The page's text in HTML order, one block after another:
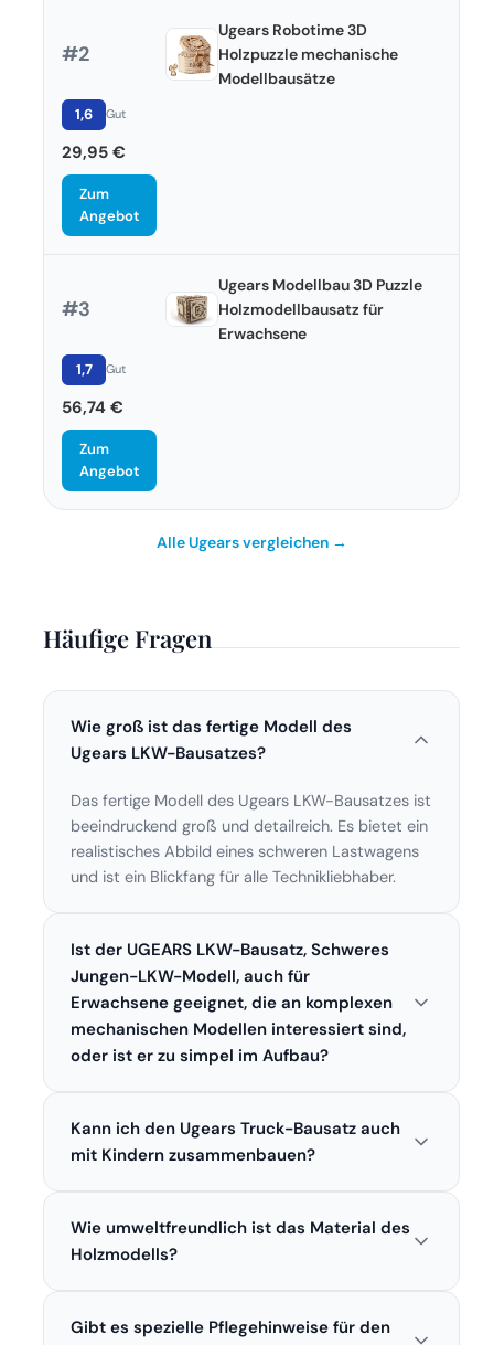
#2
Ugears Robotime 3D
Holzpuzzle mechanische
Modellbausätze
1,6 Gut
29,95 €
Zum
Angebot
#3
Ugears Modellbau 3D Puzzle
Holzmodellbausatz für
Erwachsene
1,7 Gut
56,74 €
Zum
Angebot
Alle Ugears vergleichen →
Häufige Fragen
Wie groß ist das fertige Modell des
Ugears LKW-Bausatzes?
Das fertige Modell des Ugears LKW-Bausatzes ist
beeindruckend groß und detailreich. Es bietet ein
realistisches Abbild eines schweren Lastwagens
und ist ein Blickfang für alle Technikliebhaber.
Ist der UGEARS LKW-Bausatz, Schweres
Jungen-LKW-Modell, auch für
Erwachsene geeignet, die an komplexen
mechanischen Modellen interessiert sind,
oder ist er zu simpel im Aufbau?
detailliert genug, um auch anspruchsvolle
Erwachsene mit seiner mechanischen Finesse zu
Kann ich den Ugears Truck-Bausatz auch
mit Kindern zusammenbauen?
Bastler geeignet, jedoch sollte die
Beaufsichtigung durch einen Erwachsenen
Zusammenbau zu einem lehrreichen Erlebnis
Wie umweltfreundlich ist das Material des
Holzmodells?
hochwertigem Holz, das aus nachhaltigen Quellen
Gibt es spezielle Pflegehinweise für den